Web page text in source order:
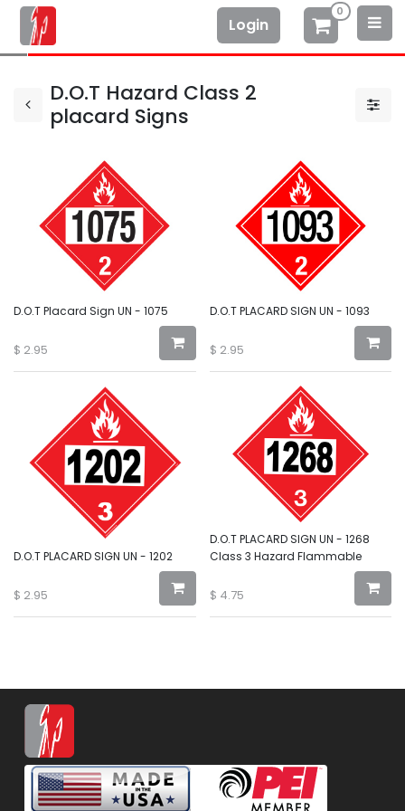
Login
0
D.O.T Hazard Class 2
placard Signs
D.O.T Placard Sign UN - 1075
$ 2.95
D.O.T PLACARD SIGN UN - 1093
$ 2.95
D.O.T PLACARD SIGN UN - 1202
$ 2.95
D.O.T PLACARD SIGN UN - 1268
Class 3 Hazard Flammable
$ 4.75